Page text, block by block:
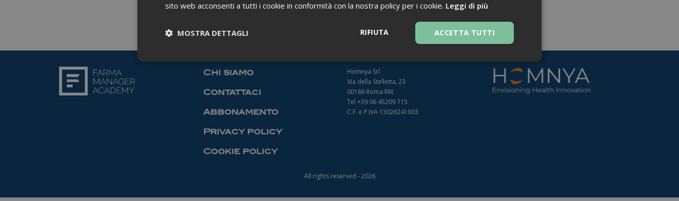
Chi siamo
Contattaci
Abbonamento
Privacy policy
Cookie policy
Homnya Srl
Via della Stelletta, 23
00186 Roma RM
Tel +39 06 45209 715
C.F. e P.IVA 13026241003
All rights reserved - 2026
sito web acconsenti a tutti i cookie in conformità con la nostra policy per i cookie. Leggi di più
ACCETTA TUTTI
RIFIUTA
MOSTRA DETTAGLI
Necessari
I cookie necessari contribuiscono a rendere fruibile il sito web abilitandone funzionalità di base quali la navigazione sulle
Scadenza
Descrizione
.farmamanager.academy
mese
Analytics, che è un aggiornamento significativo del